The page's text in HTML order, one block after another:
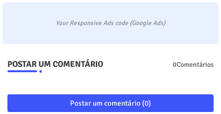
Your Responsive Ads code (Google Ads)
POSTAR UM COMENTÁRIO 0Comentários
Postar um comentário (0)